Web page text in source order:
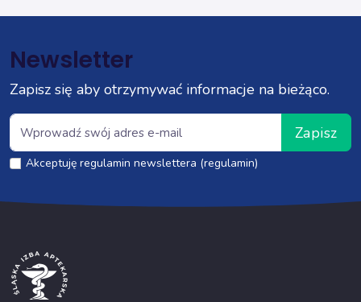
Newsletter
Zapisz się aby otrzymywać informacje na bieżąco.
Zapisz
Akceptuję regulamin newslettera (regulamin)